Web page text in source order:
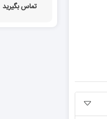
تماس بگیرید